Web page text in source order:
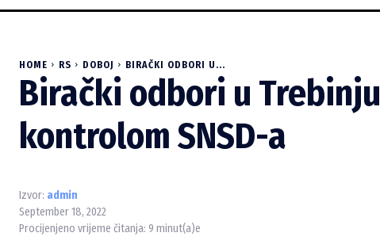
HOME RS DOBOJ BIRAČKI ODBORI U...
Birački odbori u
kontrolom SNSD-a
Izvor: admin
September 18, 2022
Procijenjeno vrijeme čitanja: 9 minut(a)e